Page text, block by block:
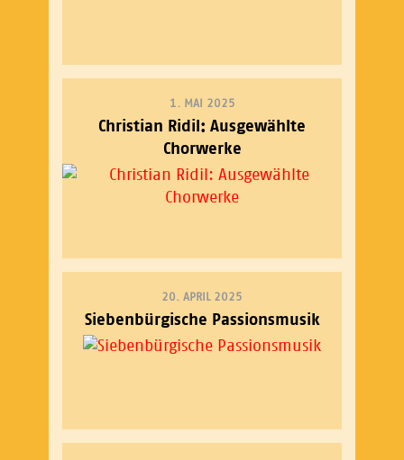
1. MAI 2025
Christian Ridil: Ausgewählte
Chorwerke
20. APRIL 2025
Siebenbürgische Passionsmusik